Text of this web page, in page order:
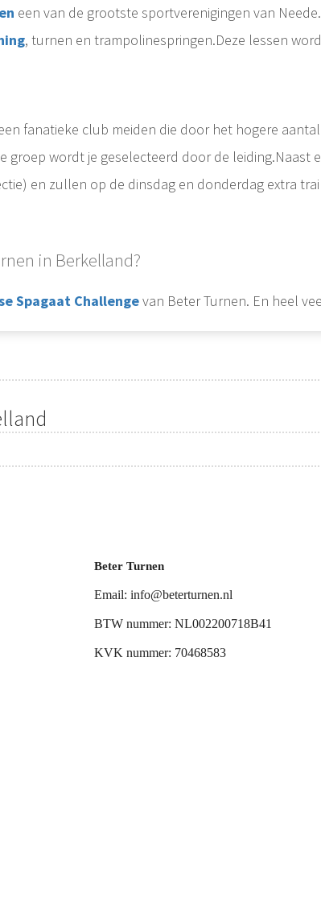
een van de grootste sportverenigingen van
, turnen en trampolinespringen.Deze lessen
fanatieke club meiden die door het hogere
groep wordt je geselecteerd door de leiding.Naast
en zullen op de dinsdag en donderdag extra
in Berkelland?
Spagaat Challengevan Beter Turnen. En heel
Beter Turnen
Email: info@beterturnen.nl
BTW nummer: NL002200718B41
KVK nummer: 70468583